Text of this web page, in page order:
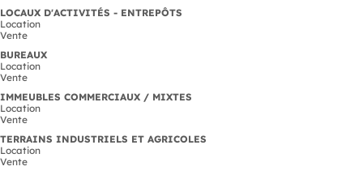
LOCAUX D'ACTIVITÉS - ENTREPÔTS
Location
Vente
BUREAUX
Location
Vente
IMMEUBLES COMMERCIAUX / MIXTES
Location
Vente
TERRAINS INDUSTRIELS ET AGRICOLES
Location
Vente